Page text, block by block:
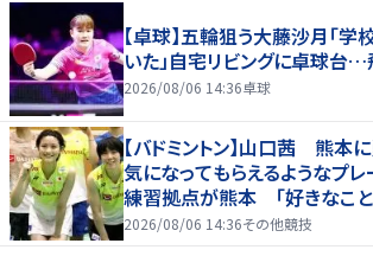
【卓球】五輪狙う大藤沙月「学
いた」自宅リビングに卓球台
2026/08/06 14:36卓球
【バドミントン】山口茜 熊本
気になってもらえるようなプ
練習拠点が熊本 「好きなこ
たり前じゃない」
2026/08/06 14:36その他競技